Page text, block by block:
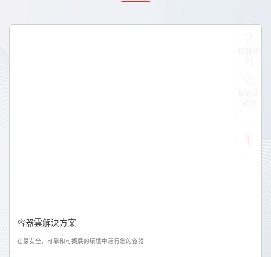
容器雲解決方案
在最安全、可靠和可擴展的環境中運行您的容器